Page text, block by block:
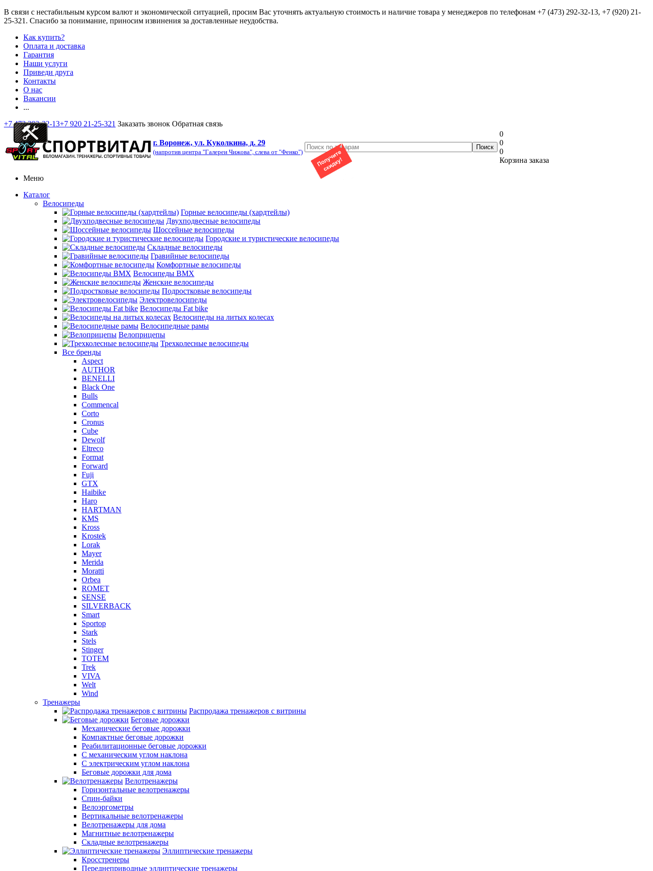
В связи с нестабильным курсом валют и экономической ситуацией, просим Вас уточнять актуальную стоимость и наличие товара у менеджеров по телефонам +7 (473) 292-32-13, +7 (920) 21-
25-321 . Спасибо за понимание, приносим извинения за доставленные неудобства.
Как купить?
Оплата и доставка
Гарантия
Наши услуги
Приведи друга
Контакты
О нас
Вакансии
...
+7 473 292-32-13+7 920 21-25-321 Заказать звонок Обратная связь
г. Воронеж, ул. Куколкина, д. 29
(напротив центра "Галереи Чижова", слева от "Фенко")
0
0
0
Корзина заказа
Меню
Каталог
Велосипеды
Горные велосипеды (хардтейлы)
Двухподвесные велосипеды
Шоссейные велосипеды
Городские и туристические велосипеды
Складные велосипеды
Гравийные велосипеды
Комфортные велосипеды
Велосипеды BMX
Женские велосипеды
Подростковые велосипеды
Электровелосипеды
Велосипеды Fat bike
Велосипеды на литых колесах
Велосипедные рамы
Велоприцепы
Трехколесные велосипеды
Все бренды
Aspect
AUTHOR
BENELLI
Black One
Bulls
Commencal
Corto
Cronus
Cube
Dewolf
Eltreco
Format
Forward
Fuji
GTX
Haibike
Haro
HARTMAN
KMS
Kross
Krostek
Lorak
Mayer
Merida
Moratti
Orbea
ROMET
SENSE
SILVERBACK
Smart
Sportop
Stark
Stels
Stinger
TOTEM
Trek
VIVA
Welt
Wind
Тренажеры
Распродажа тренажеров с витрины
Беговые дорожки
Механические беговые дорожки
Компактные беговые дорожки
Реабилитационные беговые дорожки
С механическим углом наклона
С электрическим углом наклона
Беговые дорожки для дома
Велотренажеры
Горизонтальные велотренажеры
Спин-байки
Велоэргометры
Вертикальные велотренажеры
Велотренажеры для дома
Магнитные велотренажеры
Складные велотренажеры
Эллиптические тренажеры
Кросстренеры
Переднеприводные эллиптические тренажеры